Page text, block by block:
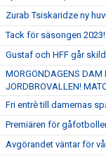
Zurab Tsiskaridze ny
Tack för säsongen 2023!
Gustaf och HFF går
MORGONDAGENS DAM
JORDBROVALLEN!
Fri entrè till damernas
Premiären för
Avgörandet väntar för